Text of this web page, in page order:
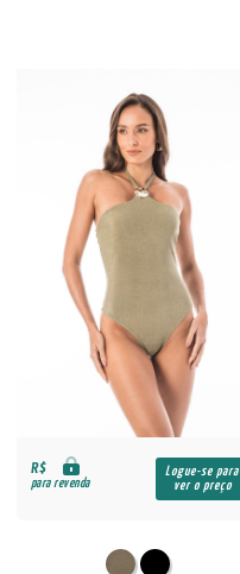
R$
para revenda
Logue-se para
ver o preço